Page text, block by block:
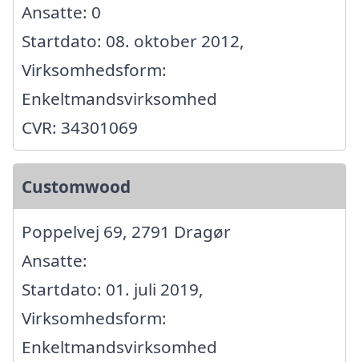
Ansatte: 0
Startdato: 08. oktober 2012,
Virksomhedsform:
Enkeltmandsvirksomhed
CVR: 34301069
Customwood
Poppelvej 69, 2791 Dragør
Ansatte:
Startdato: 01. juli 2019,
Virksomhedsform:
Enkeltmandsvirksomhed